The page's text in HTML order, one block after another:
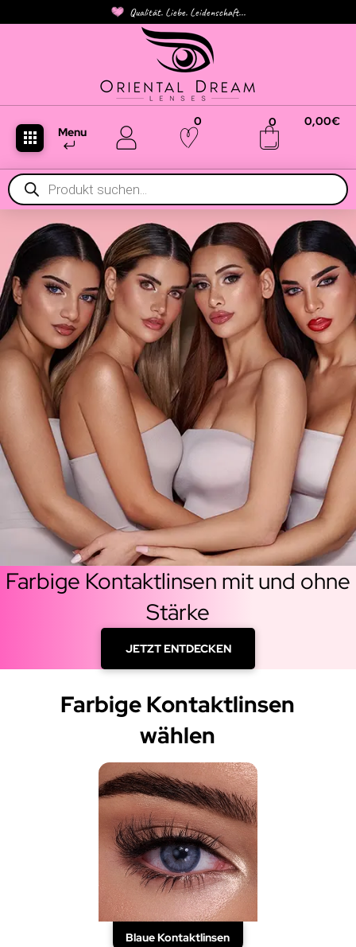
Qualität. Liebe. Leidenschaft...
Menu
0 0 0,00€
Products
search
Farbige Kontaktlinsen mit und ohne
Stärke
JETZT ENTDECKEN
Farbige Kontaktlinsen
wählen
Blaue Kontaktlinsen